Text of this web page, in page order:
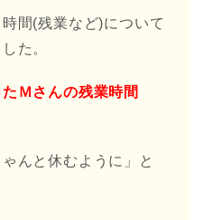
間(残業など)について
た。
Ｍさんの残業時間
んと休むように」と